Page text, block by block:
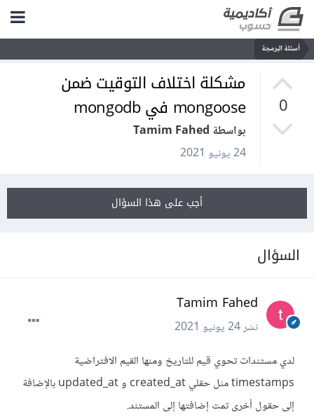
أسئلة البرمجة
0
مشكلة اختلاف التوقيت ضمن
mongoose في mongodb
بواسطة Tamim Fahed
24 يونيو 2021
أجب على هذا السؤال
السؤال
Tamim Fahed
نشر24 يونيو 2021
لدي مستندات تحوي قيم للتاريخ ومنها القيم الافتراضية
timestamps مثل حقلي created_at و updated_at بالإضافة
إلى حقول أخرى تمت إضافتها إلى المستند.